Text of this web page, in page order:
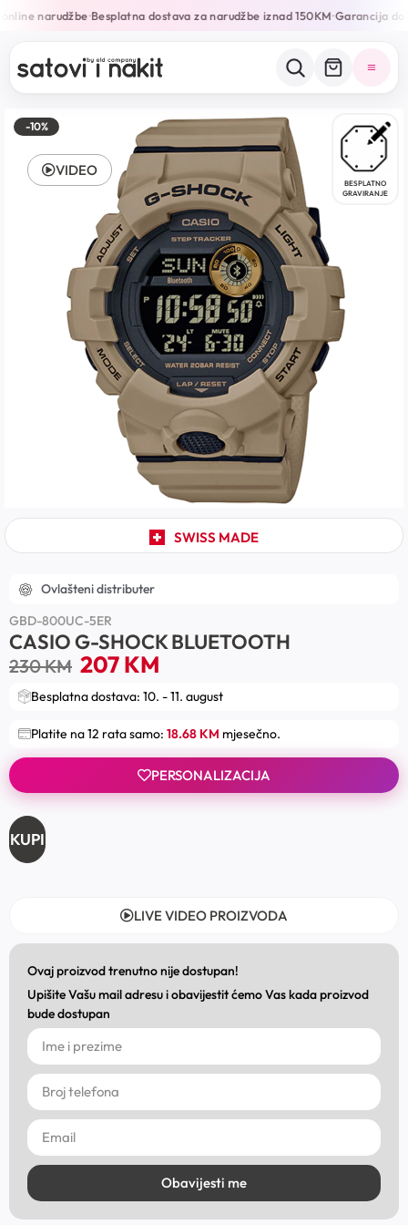
narudžbe•Besplatna dostava za narudžbe iznad 150KM•Garancija do
-10%
BESPLATNO
GRAVIRANJE
SWISS MADE
VIDEO
Ovlašteni distributer
GBD-800UC-5ER
CASIO G-SHOCK BLUETOOTH
230KM 207KM
Besplatna dostava: 10. - 11. august
Platite na 12 rata samo: 18.68 KM mjesečno.
PERSONALIZACIJA
KUPI
LIVE VIDEO PROIZVODA
Ovaj proizvod trenutno nije dostupan!
Upišite Vašu mail adresu i obavijestit ćemo Vas kada proizvod
bude dostupan
Obavijesti me